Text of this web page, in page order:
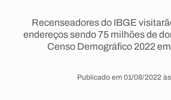
Recenseadores do IBGE
endereços sendo 75 milhões de
Censo Demográfico 2022
Publicado em 01/08/2022